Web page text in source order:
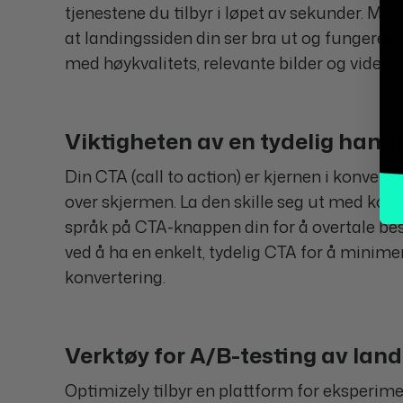
tjenestene du tilbyr i løpet av sekunder.
at landingssiden din ser bra ut og
med høykvalitets, relevante bilder og
Viktigheten av en tydelig
Din CTA (call to action) er kjernen i
over skjermen. La den skille seg ut med
språk på CTA-knappen din for å overtale
ved å ha en enkelt, tydelig CTA for å
konvertering.
Verktøy for A/B-testing av
Optimizely tilbyr en plattform for